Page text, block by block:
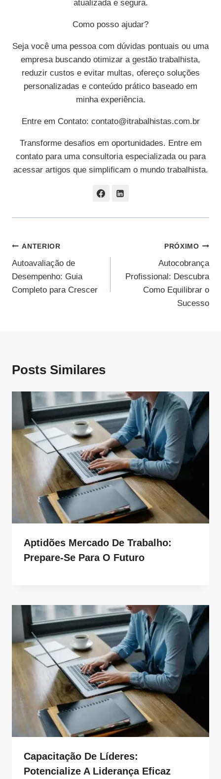
atualizada e segura.
Como posso ajudar?
Seja você uma pessoa com dúvidas pontuais ou uma
empresa buscando otimizar a gestão trabalhista,
reduzir custos e evitar multas, ofereço soluções
personalizadas e conteúdo prático baseado em
minha experiência.
Entre em Contato: contato@itrabalhistas.com.br
Transforme desafios em oportunidades. Entre em
contato para uma consultoria especializada ou para
acessar artigos que simplificam o mundo trabalhista.
Navegação
De
Post
ANTERIOR
Autoavaliação de
Desempenho: Guia
Completo para Crescer
PRÓXIMO
Autocobrança
Profissional: Descubra
Como Equilibrar o
Sucesso
Posts Similares
Aptidões Mercado De Trabalho:
Prepare-Se Para O Futuro
Capacitação De Líderes:
Potencialize A Liderança Eficaz